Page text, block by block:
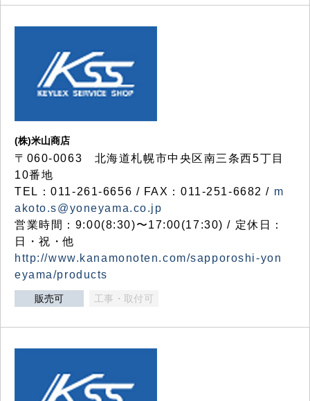
(株)米山商店
〒060-0063 北海道札幌市中央区南三条西5丁目
10番地
TEL：011-261-6656 / FAX：011-251-6682 / m
akoto.s@yoneyama.co.jp
営業時間：9:00(8:30)〜17:00(17:30) / 定休日：
日・祝・他
http://www.kanamonoten.com/sapporoshi-yon
eyama/products
販売可 工事・取付可